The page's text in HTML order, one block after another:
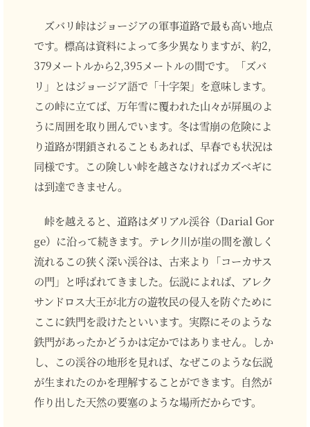
ズバリ峠はジョージアの軍事道路で最も高い地点
です。標高は資料によって多少異なりますが、約2,
379メートルから2,395メートルの間です。「ズバ
リ」とはジョージア語で「十字架」を意味します。
この峠に立てば、万年雪に覆われた山々が屏風のよ
うに周囲を取り囲んでいます。冬は雪崩の危険によ
り道路が閉鎖されることもあれば、早春でも状況は
同様です。この険しい峠を越さなければカズベギに
は到達できません。
峠を越えると、道路はダリアル渓谷（Darial Gor
ge）に沿って続きます。テレク川が崖の間を激しく
流れるこの狭く深い渓谷は、古来より「コーカサス
の門」と呼ばれてきました。伝説によれば、アレク
サンドロス大王が北方の遊牧民の侵入を防ぐために
ここに鉄門を設けたといいます。実際にそのような
鉄門があったかどうかは定かではありません。しか
し、この渓谷の地形を見れば、なぜこのような伝説
が生まれたのかを理解することができます。自然が
作り出した天然の要塞のような場所だからです。